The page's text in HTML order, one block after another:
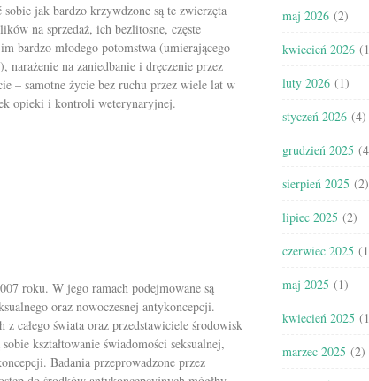
jak bardzo krzywdzone są te zwierzęta
na sprzedaż, ich bezlitosne, częste
bardzo młodego potomstwa (umierającego
na zaniedbanie i dręczenie przez
– samotne życie bez ruchu przez wiele lat w
opieki i kontroli weterynaryjnej.
roku. W jego ramach podejmowane są
oraz nowoczesnej antykoncepcji.
całego świata oraz przedstawiciele środowisk
kształtowanie świadomości seksualnej,
Badania przeprowadzone przez
maj 2026 (2)
kwiecień 2026
luty 2026 (1)
styczeń 2026 (4)
grudzień 2025
sierpień 2025 (2)
lipiec 2025 (2)
czerwiec 2025
maj 2025 (1)
kwiecień 2025
marzec 2025 (2)